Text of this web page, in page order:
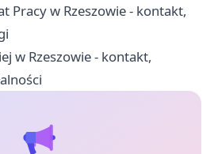
Pracy w Rzeszowie - kontakt,
w Rzeszowie - kontakt,